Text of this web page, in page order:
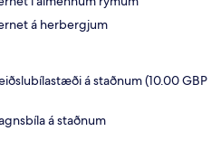
á herbergjum
á staðnum (10.00 GBP
á staðnum